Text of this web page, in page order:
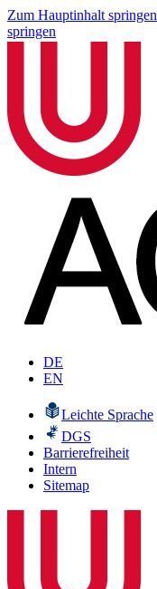
Zum Hauptinhalt springen
springen
DE
EN
Leichte Sprache
DGS
Barrierefreiheit
Intern
Sitemap